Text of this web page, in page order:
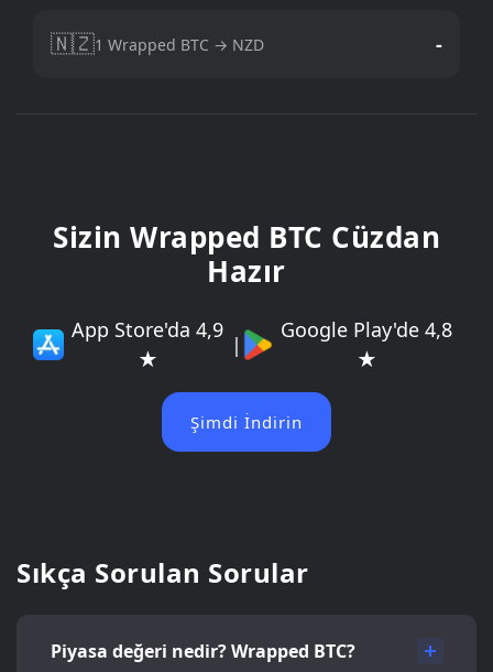
🇳🇿1 Wrapped BTC → NZD -
Sizin Wrapped BTC Cüzdan
Hazır
App Store'da 4,9
★
|
Google Play'de 4,8
★
Şimdi İndirin
Sıkça Sorulan Sorular
Piyasa değeri nedir? Wrapped BTC?